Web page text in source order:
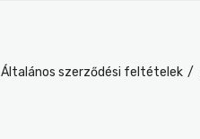
Általános szerződési feltételek